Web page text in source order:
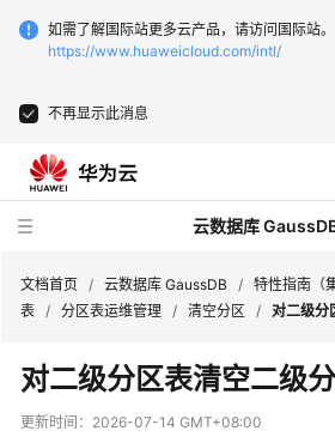
如需了解国际站更多云产品，请访问国际站。
https://www.huaweicloud.com/intl/
不再显示此消息
云数据库
最
新
动
文档首页 / 云数据库 GaussDB / 特性指南（
表 / 分区表运维管理 / 清空分区 / 对二级分
对二级分区表清空二级
更新时间： 2026-07-14 GMT+08:00